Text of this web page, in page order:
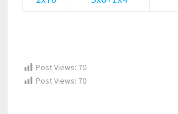
Post Views: 70
Post Views: 70